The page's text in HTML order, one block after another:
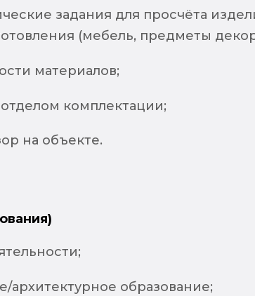
задания для просчёта
(мебель, предметы
материалов;
комплектации;
на объекте.
архитектурное образование;